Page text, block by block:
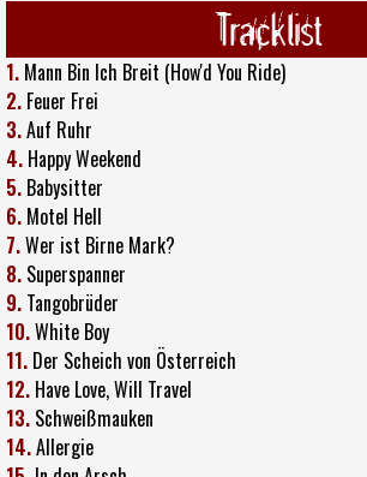
Tracklist
1. Mann Bin Ich Breit (How'd You Ride)
2. Feuer Frei
3.Auf Ruhr
4. Happy Weekend
5. Babysitter
6. Motel Hell
7.Wer ist Birne Mark?
8. Superspanner
9. Tangobrüder
10.White Boy
11. Der Scheich von Österreich
12. Have Love, Will Travel
13. Schweißmauken
14.Allergie